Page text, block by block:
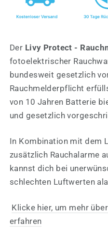
Der Livy Protect -
fotoelektrischer
bundesweit gesetzlich
Rauchmelderpflicht
von 10 Jahren Batterie
und gesetzlich
In Kombination mit dem
zusätzlich Rauchalarme
kannst dich bei
schlechten Luftwerten
Klicke hier, um mehr
erfahren